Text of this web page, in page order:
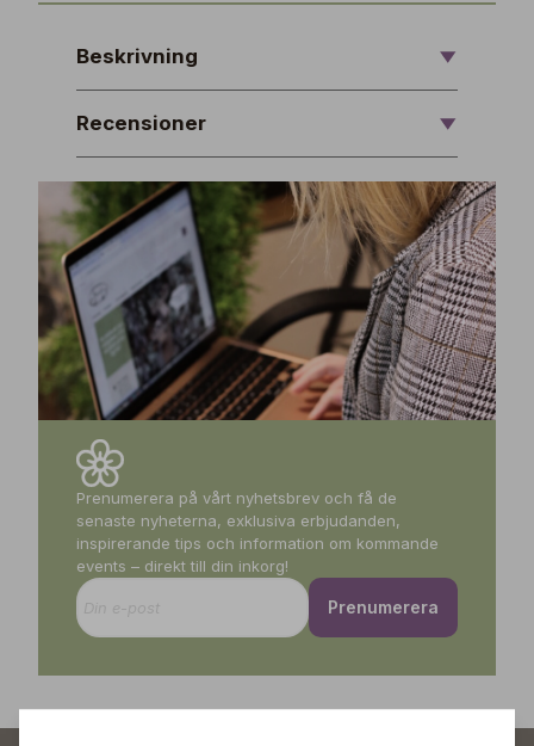
Beskrivning
Recensioner
Prenumerera på vårt nyhetsbrev och få de
senaste nyheterna, exklusiva erbjudanden,
inspirerande tips och information om kommande
events – direkt till din inkorg!
Prenumerera